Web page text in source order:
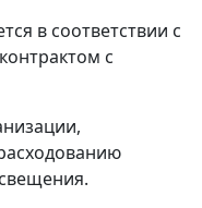
в соответствии с
с